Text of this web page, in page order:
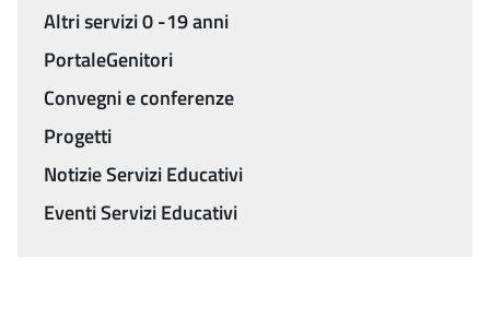
Altri servizi 0 -19 anni
PortaleGenitori
Convegni e conferenze
Progetti
Notizie Servizi Educativi
Eventi Servizi Educativi